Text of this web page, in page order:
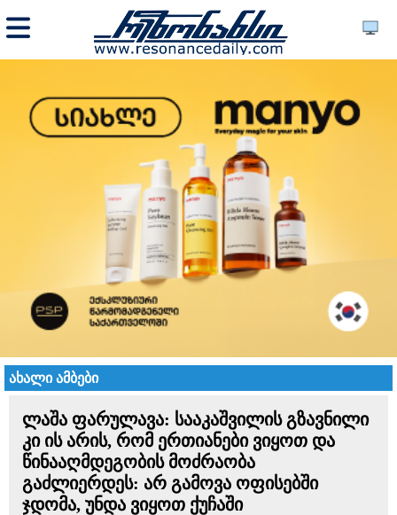
ახალი ამბები
ლაშა ფარულავა: სააკაშვილის გზავნილი
კი ის არის, რომ ერთიანები ვიყოთ და
წინააღმდეგობის მოძრაობა
გაძლიერდეს: არ გამოვა ოფისებში
ჯდომა, უნდა ვიყოთ ქუჩაში